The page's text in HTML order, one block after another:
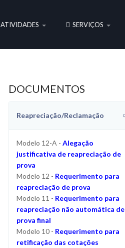
ATIVIDADES SERVIÇOS
DOCUMENTOS
Reapreciação/Reclamação
Modelo 12-A - Alegação
justificativa de reapreciação de
prova
Modelo 12 - Requerimento para
reapreciação de prova
Modelo 11 - Requerimento para
reapreciação não automática de
prova final
Modelo 10 - Requerimento para
retificação das cotações